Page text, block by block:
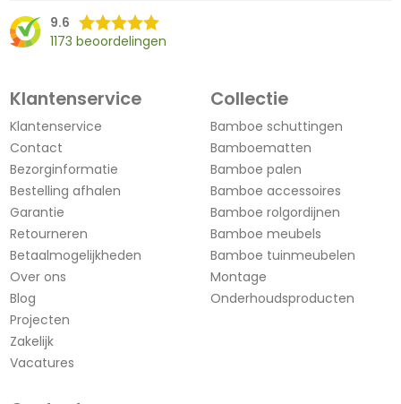
9.6
1173 beoordelingen
Klantenservice
Klantenservice
Contact
Bezorginformatie
Bestelling afhalen
Garantie
Retourneren
Betaalmogelijkheden
Over ons
Blog
Projecten
Zakelijk
Vacatures
Collectie
Bamboe schuttingen
Bamboematten
Bamboe palen
Bamboe accessoires
Bamboe rolgordijnen
Bamboe meubels
Bamboe tuinmeubelen
Montage
Onderhoudsproducten